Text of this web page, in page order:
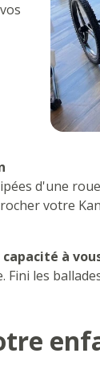
d'une
votre
capacité à
les